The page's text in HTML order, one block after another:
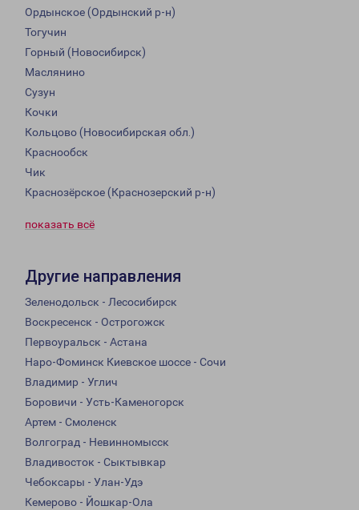
Ордынское (Ордынский р-н)
Тогучин
Горный (Новосибирск)
Маслянино
Сузун
Кочки
Кольцово (Новосибирская обл.)
Краснообск
Чик
Краснозёрское (Краснозерский р-н)
показать всё
Другие направления
Зеленодольск - Лесосибирск
Воскресенск - Острогожск
Первоуральск - Астана
Наро-Фоминск Киевское шоссе - Сочи
Владимир - Углич
Боровичи - Усть-Каменогорск
Артем - Смоленск
Волгоград - Невинномысск
Владивосток - Сыктывкар
Чебоксары - Улан-Удэ
Кемерово - Йошкар-Ола